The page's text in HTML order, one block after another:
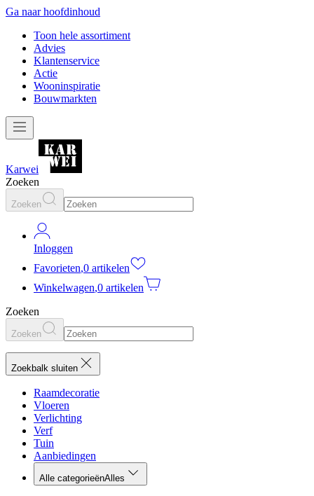
Ga naar hoofdinhoud
Toon hele assortiment
Advies
Klantenservice
Actie
Wooninspiratie
Bouwmarkten
Karwei
Zoeken
Zoeken
Inloggen
Favorieten,0 artikelen
Winkelwagen,0 artikelen
Zoeken
Zoeken
Zoekbalk sluiten
Raamdecoratie
Vloeren
Verlichting
Verf
Tuin
Aanbiedingen
Alle categorieënAlles